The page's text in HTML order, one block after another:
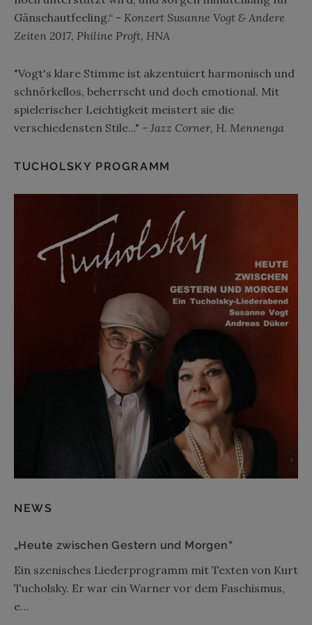
Gänsehautfeeling.“ - Konzert Susanne Vogt & Andere
Zeiten 2017, Philine Proft, HNA
"Vogt's klare Stimme ist akzentuiert harmonisch und
schnörkellos, beherrscht und doch emotional. Mit
spielerischer Leichtigkeit meistert sie die
verschiedensten Stile..." - Jazz Corner, H. Mennenga
TUCHOLSKY PROGRAMM
NEWS
„Heute zwischen Gestern und Morgen“
Ein szenisches Liederprogramm mit Texten von Kurt
Tucholsky. Er war ein Warner vor dem Faschismus,
e…